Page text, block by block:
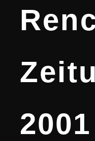
2001